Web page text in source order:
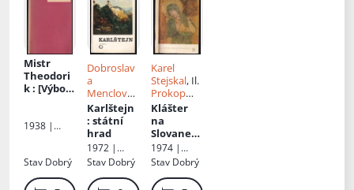
Mistr
Theodori
k: [Výbor
1938 |
Stav Dobrý
Dobroslav
a
Menclová,
Vlasta
Dvořáková
Karlštejn
: státní
hrad
1972 |
Olympia
Stav Dobrý
Karel
Stejskal, Il.
Prokop
Paul
Klášter
na
Slovanec
h
1974 |
Odeon
Stav Dobrý